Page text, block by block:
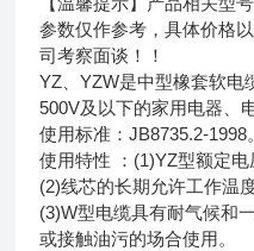
参数仅作参考，具体价格
司考察面谈！！
YZ、YZW是中型橡套软电
500V及以下的家用电器、
使用标准：JB8735.2-1998。
使用特性 ：(1)YZ型额定
(2)线芯的长期允许工作温
(3)W型电缆具有耐气候和
或接触油污的场合使用。